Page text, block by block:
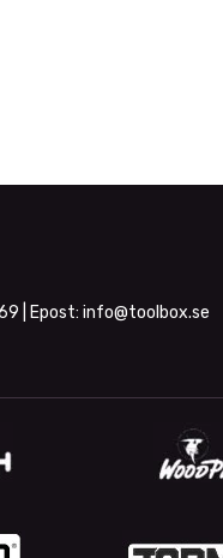
| Epost: info@toolbox.se